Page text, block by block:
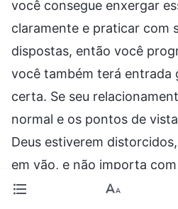
você consegue enxergar
claramente e praticar com
dispostas, então você
você também terá entrada
certa. Se seu
normal e os pontos de
Deus estiverem
em vão, e não importa
acredite, você não